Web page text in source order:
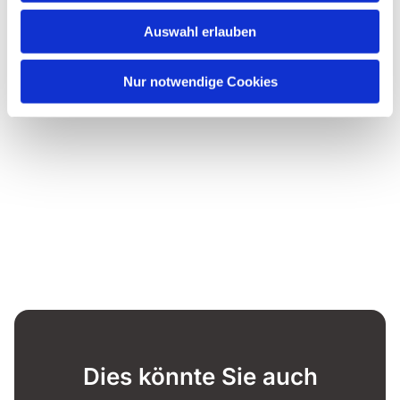
Auswahl erlauben
Nur notwendige Cookies
Dies könnte Sie auch